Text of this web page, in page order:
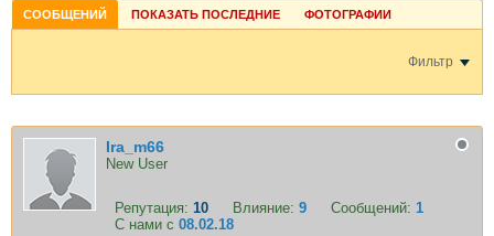
СООБЩЕНИЙ ПОКАЗАТЬ ПОСЛЕДНИЕ ФОТОГРАФИИ
Фильтр
Ira_m66
New User
Репутация: 10 Влияние: 9 Сообщений: 1
С нами с 08.02.18